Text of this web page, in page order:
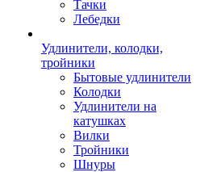
Тачки
Лебедки
Удлинители, колодки,
тройники
Бытовые удлинители
Колодки
Удлинители на
катушках
Вилки
Тройники
Шнуры